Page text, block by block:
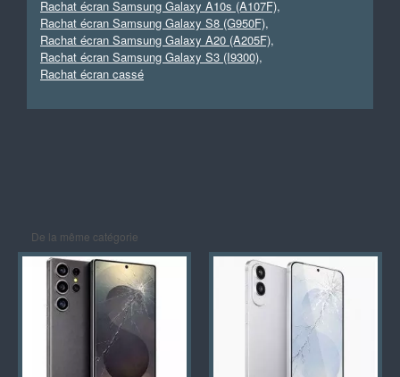
Rachat écran Samsung Galaxy A10s (A107F),
Rachat écran Samsung Galaxy S8 (G950F),
Rachat écran Samsung Galaxy A20 (A205F),
Rachat écran Samsung Galaxy S3 (I9300),
Rachat écran cassé
De la même catégorie